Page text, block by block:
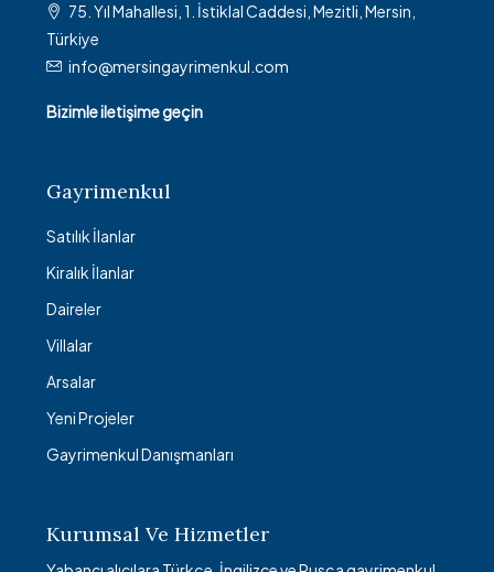
75. Yıl Mahallesi, 1. İstiklal Caddesi, Mezitli, Mersin,
Türkiye
info@mersingayrimenkul.com
Bizimle iletişime geçin
Gayrimenkul
Satılık İlanlar
Kiralık İlanlar
Daireler
Villalar
Arsalar
Yeni Projeler
Gayrimenkul Danışmanları
Kurumsal Ve Hizmetler